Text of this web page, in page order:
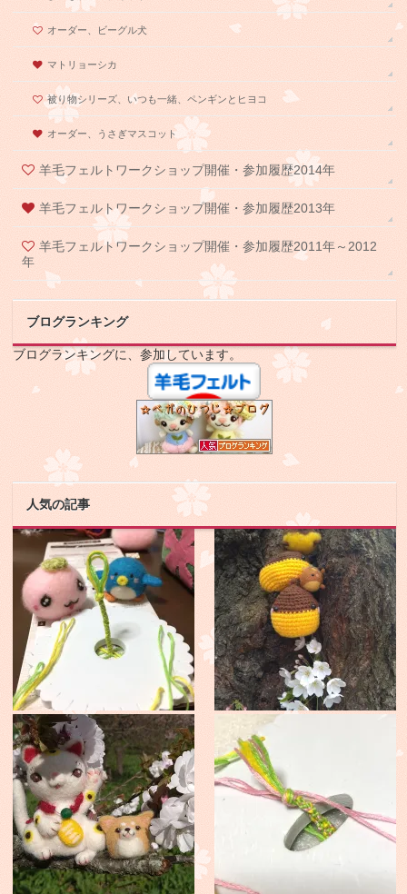
オーダー、ビーグル犬
マトリョーシカ
被り物シリーズ、いつも一緒、ペンギンとヒヨコ
オーダー、うさぎマスコット
羊毛フェルトワークショップ開催・参加履歴2014年
羊毛フェルトワークショップ開催・参加履歴2013年
羊毛フェルトワークショップ開催・参加履歴2011年～2012
年
ブログランキング
ブログランキングに、参加しています。
人気の記事